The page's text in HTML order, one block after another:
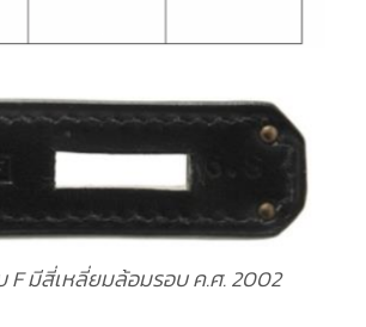
F มีสี่เหลี่ยมล้อมรอบ ค.ศ. 2002